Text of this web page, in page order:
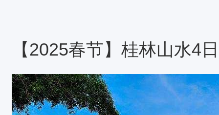
评价甚高：飞借桂林山，漓江换
镇九龙。他认为是广东目前已发
然命名“南天第一峰林风光”。到英
【2025春节】桂林山水4